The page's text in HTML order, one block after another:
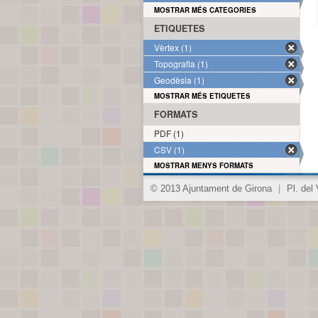
MOSTRAR MÉS CATEGORIES
ETIQUETES
Vèrtex (1)
Topografia (1)
Geodèsia (1)
MOSTRAR MÉS ETIQUETES
FORMATS
PDF (1)
CSV (1)
MOSTRAR MENYS FORMATS
© 2013 Ajuntament de Girona Pl. del